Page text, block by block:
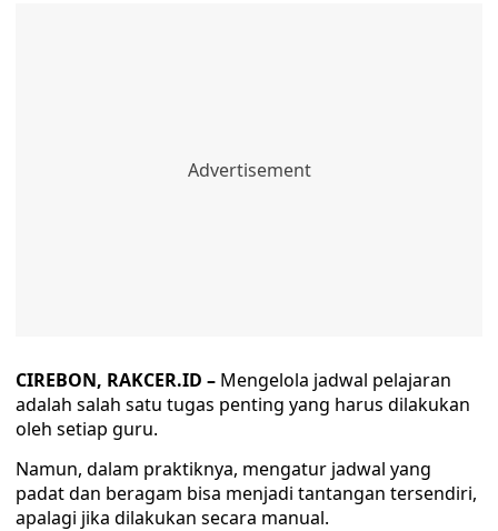
CIREBON, RAKCER.ID – Mengelola jadwal pelajaran
adalah salah satu tugas penting yang harus dilakukan
oleh setiap guru.
Namun, dalam praktiknya, mengatur jadwal yang
padat dan beragam bisa menjadi tantangan tersendiri,
apalagi jika dilakukan secara manual.